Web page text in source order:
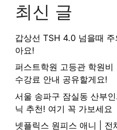
최신 글
갑상선 TSH 4.0 넘을때
아요!
퍼스트학원 고등관 학원
수강료 안내 공유할게요!
서울 송파구 잠실동 산부
닉 추천! 여기 꼭 가보세요
넷플릭스 원피스 애니 | 전